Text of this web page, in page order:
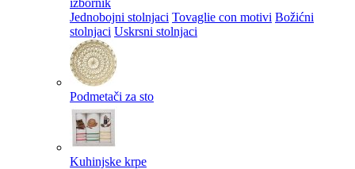
izbornik
Jednobojni stolnjaci Tovaglie con motivi Božićni
stolnjaci Uskrsni stolnjaci
Podmetači za sto
Kuhinjske krpe